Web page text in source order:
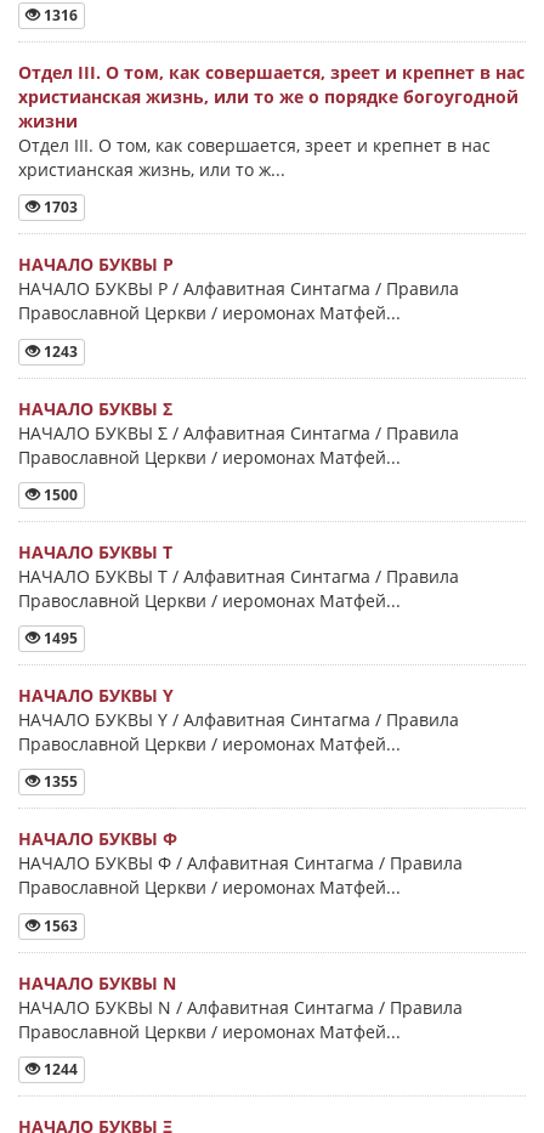
1316
Отдел III. О том, как совершается, зреет и крепнет в нас
христианская жизнь, или то же о порядке богоугодной
жизни
Отдел III. О том, как совершается, зреет и крепнет в нас
христианская жизнь, или то ж...
1703
НАЧАЛО БУКВЫ Ρ
НАЧАЛО БУКВЫ Ρ / Алфавитная Синтагма / Правила
Православной Церкви / иеромонах Матфей...
1243
НАЧАЛО БУКВЫ Σ
НАЧАЛО БУКВЫ Σ / Алфавитная Синтагма / Правила
Православной Церкви / иеромонах Матфей...
1500
НАЧАЛО БУКВЫ Τ
НАЧАЛО БУКВЫ Τ / Алфавитная Синтагма / Правила
Православной Церкви / иеромонах Матфей...
1495
НАЧАЛО БУКВЫ Y
НАЧАЛО БУКВЫ Y / Алфавитная Синтагма / Правила
Православной Церкви / иеромонах Матфей...
1355
НАЧАЛО БУКВЫ Φ
НАЧАЛО БУКВЫ Φ / Алфавитная Синтагма / Правила
Православной Церкви / иеромонах Матфей...
1563
НАЧАЛО БУКВЫ Ν
НАЧАЛО БУКВЫ Ν / Алфавитная Синтагма / Правила
Православной Церкви / иеромонах Матфей...
1244
НАЧАЛО БУКВЫ Ξ